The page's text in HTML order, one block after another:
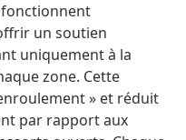
fonctionnent
un soutien
uniquement à la
zone. Cette
» et réduit
par rapport aux